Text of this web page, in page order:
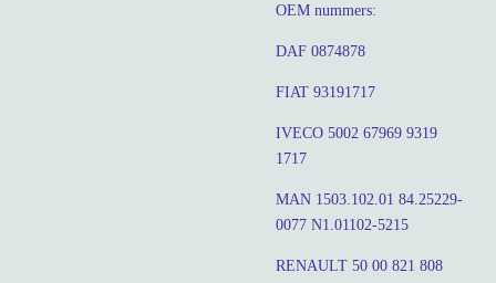
OEM nummers:
DAF 0874878
FIAT 93191717
IVECO 5002 67969 9319
1717
MAN 1503.102.01 84.25229-
0077 N1.01102-5215
RENAULT 50 00 821 808